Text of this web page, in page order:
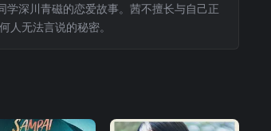
学深川青磁的恋爱故事。茜不擅长与自己正
人无法言说的秘密。